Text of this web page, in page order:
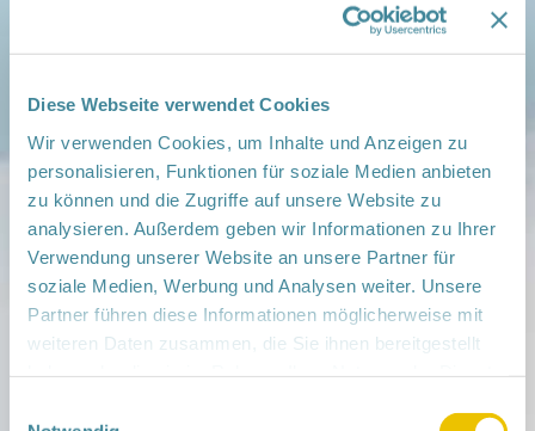
Diese Webseite verwendet Cookies
Wir verwenden Cookies, um Inhalte und Anzeigen zu
personalisieren, Funktionen für soziale Medien anbieten
zu können und die Zugriffe auf unsere Website zu
analysieren. Außerdem geben wir Informationen zu Ihrer
Verwendung unserer Website an unsere Partner für
soziale Medien, Werbung und Analysen weiter. Unsere
Partner führen diese Informationen möglicherweise mit
weiteren Daten zusammen, die Sie ihnen bereitgestellt
RNGK- SPN Forst, Berliner Straße 9, 03149 Forst
› auf Google Maps anzeigen
Weitere Infos:
› Zum Regionalnetzwerk ...
iCal•Google Calendar